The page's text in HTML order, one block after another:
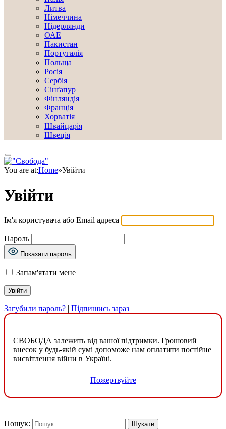
Литва
Німеччина
Нідерлянди
ОАЕ
Пакистан
Португалія
Польща
Росія
Сербія
Сінґапур
Фінляндія
Франція
Хорватія
Швайцарія
Швеція
You are at:Home»Увійти
Увійти
Ім'я користувача або Email адреса
Пароль
Показати пароль
Запам'ятати мене
Загубили пароль? | Підпишись зараз
СВОБОДА залежить від вашої підтримки. Грошовий
внесок у будь-якій сумі допоможе нам оплатити постійне
висвітлення війни в Україні.
Пожертвуйте
Пошук: